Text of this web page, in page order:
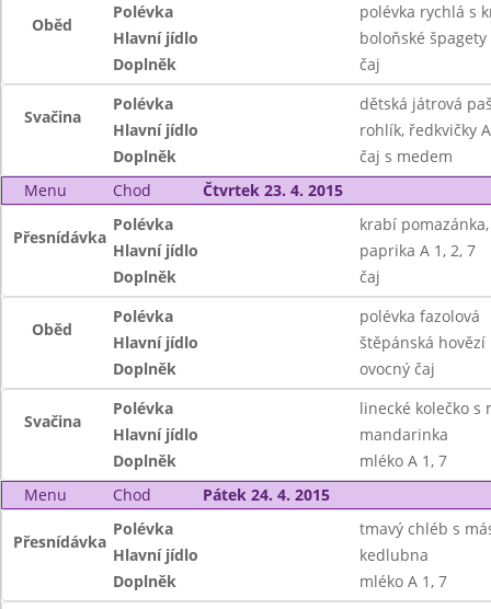
Oběd
Polévka
polévka rychlá s
Hlavní jídlo
boloňské špagety
Doplněk
čaj
Svačina
Polévka
dětská játrová
Hlavní jídlo
rohlík, ředkvičky
Doplněk
čaj s medem
Menu
Chod Čtvrtek 23. 4. 2015
Přesnídávka
Polévka
krabí
Hlavní jídlo
paprika A 1, 2, 7
Doplněk
čaj
Oběd
Polévka
polévka fazolová
Hlavní jídlo
štěpánská hovězí
Doplněk
ovocný čaj
Svačina
Polévka
linecké kolečko s
Hlavní jídlo
mandarinka
Doplněk
mléko A 1, 7
Menu
Chod Pátek 24. 4. 2015
Přesnídávka
Polévka
tmavý chléb s
Hlavní jídlo
kedlubna
Doplněk
mléko A 1, 7